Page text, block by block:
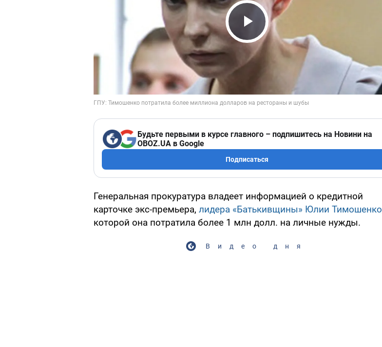
Play Video
Будьте первыми в курсе главного – подпишитесь на Новини на
OBOZ.UA в Google
Подписаться
Генеральная прокуратура владеет информацией о кредитной
карточке экс-премьера, лидера «Батькивщины» Юлии Тимошенко
которой она потратила более 1 млн долл. на личные нужды.
Видео дня